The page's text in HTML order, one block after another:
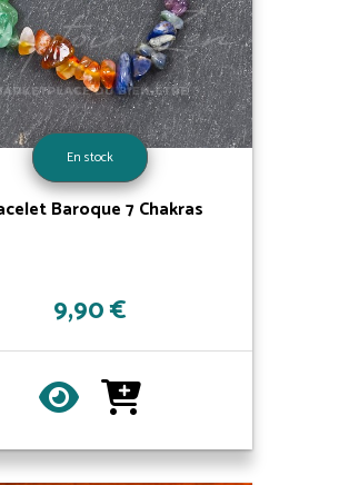
En stock
Baroque 7 Chakras
9,90 €